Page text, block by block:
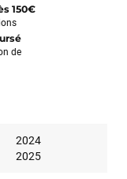
150€
de
2024
2025